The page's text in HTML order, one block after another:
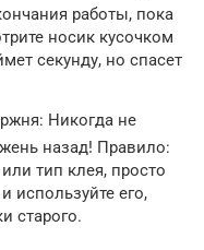
работы, пока
носик кусочком
секунду, но спасет
Никогда не
назад! Правило:
тип клея, просто
используйте его,
старого.